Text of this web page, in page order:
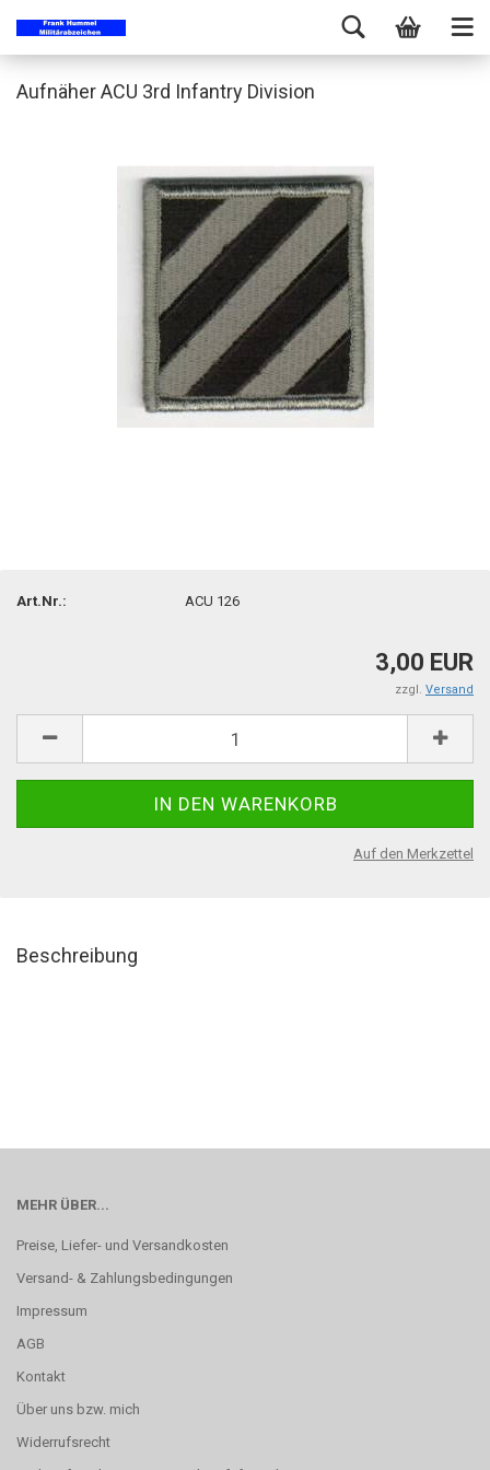
Aufnäher ACU 3rd Infantry Division
Art.Nr.: ACU 126
3,00 EUR
zzgl. Versand
Auf den Merkzettel
Beschreibung
MEHR ÜBER...
Preise, Liefer- und Versandkosten
Versand- & Zahlungsbedingungen
Impressum
AGB
Kontakt
Über uns bzw. mich
Widerrufsrecht